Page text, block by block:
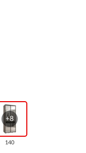
+8
140